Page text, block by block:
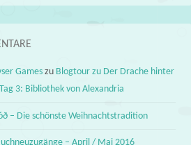
Games zu Blogtour zu Der Drache hinter
3: Bibliothek von Alexandria
– Die schönste Weihnachtstradition
– April / Mai 2016